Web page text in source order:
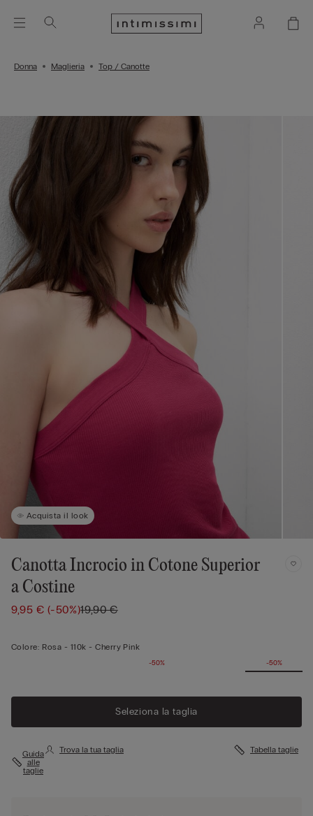
Donna Maglieria Top / Canotte
Acquista il look
Canotta Incrocio in Cotone Superior
a Costine
9,95 €(-50%)19,90 €
Colore: Rosa - 110k - Cherry Pink
-50% -50%
Seleziona la taglia
Guida
alle
taglie
Trova la tua taglia Tabella taglie